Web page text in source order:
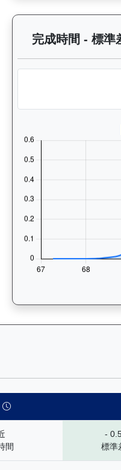
馬匹最近10場比
完成時間 - 標準
查看馬匹在各途
間
-
標準